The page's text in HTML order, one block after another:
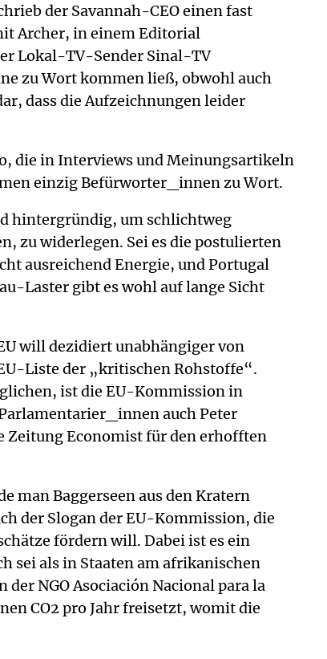
der Savannah-CEO einen fast
Archer, in einem Editorial
Lokal-TV-Sender Sinal-TV
zu Wort kommen ließ, obwohl auch
dass die Aufzeichnungen leider
die in Interviews und Meinungsartikeln
einzig Befürworter_innen zu Wort.
hintergründig, um schlichtweg
zu widerlegen. Sei es die postulierten
ausreichend Energie, und Portugal
Laster gibt es wohl auf lange Sicht
will dezidiert unabhängiger von
Liste der „kritischen Rohstoffe“.
ist die EU-Kommission in
auch Peter
Zeitung Economist für den erhofften
man Baggerseen aus den Kratern
der Slogan der EU-Kommission, die
fördern will. Dabei ist es ein
sei als in Staaten am afrikanischen
NGO Asociación Nacional para la
CO2 pro Jahr freisetzt, womit die